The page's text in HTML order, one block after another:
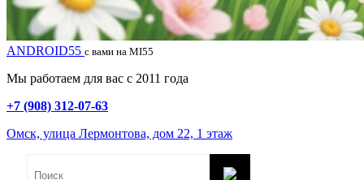
ANDROID55 с вами на MI55
Мы работаем для вас с 2011 года
+7 (908) 312-07-63
Омск, улица Лермонтова, дом 22, 1 этаж